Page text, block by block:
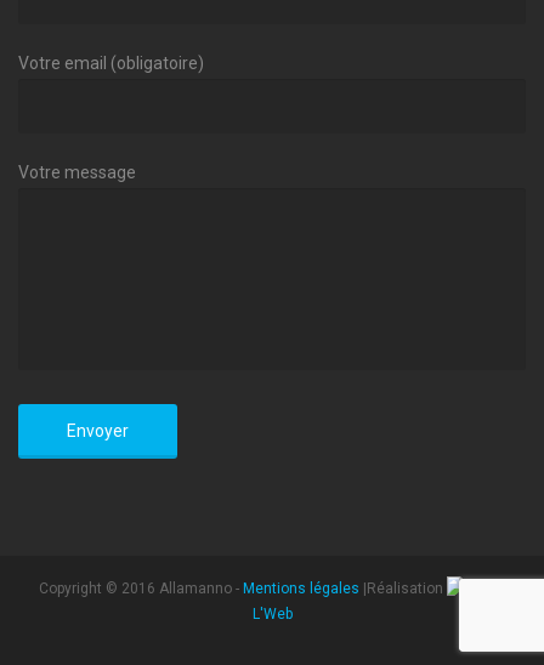
Votre email (obligatoire)
Votre message
Copyright © 2016 Allamanno - Mentions légales |Réalisation
L'Web